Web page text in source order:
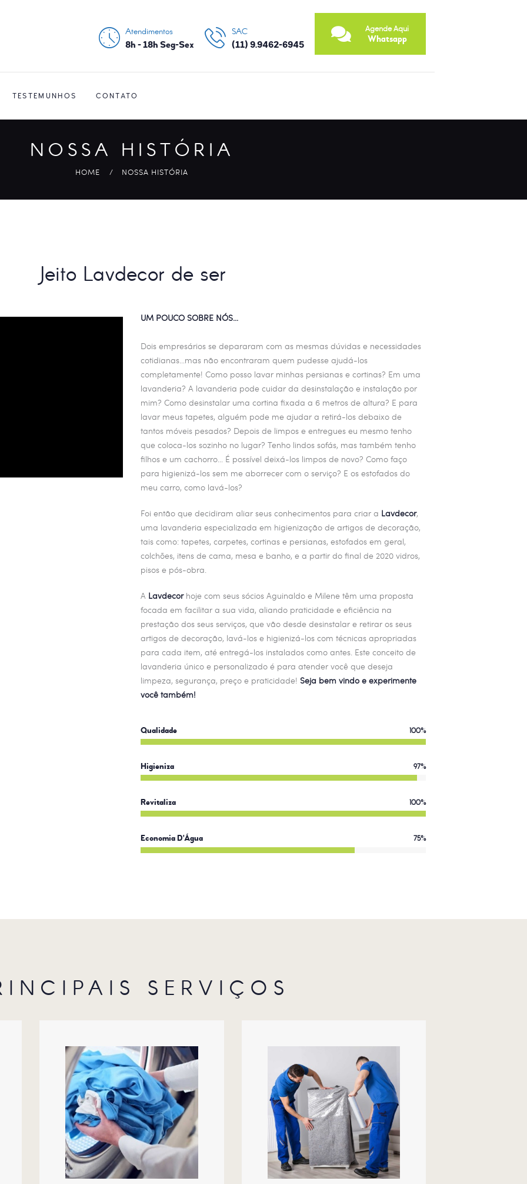
Atendimentos
8h - 18h Seg-Sex
SAC
(11) 9.9462-6945
Agende Aqui
Whatsapp
TESTEMUNHOS CONTATO
NOSSA HISTÓRIA
HOME NOSSA HISTÓRIA
NOSSA HISTÓRIA
PRINCIPAIS
SERVIÇOS
Jeito Lavdecor de ser
UM POUCO SOBRE NÓS…
Dois empresários se depararam com as mesmas dúvidas e necessidades
cotidianas…mas não encontraram quem pudesse ajudá-los
completamente! Como posso lavar minhas persianas e cortinas? Em uma
lavanderia? A lavanderia pode cuidar da desinstalação e instalação por
mim? Como desinstalar uma cortina fixada a 6 metros de altura? E para
lavar meus tapetes, alguém pode me ajudar a retirá-los debaixo de
tantos móveis pesados? Depois de limpos e entregues eu mesmo tenho
que coloca-los sozinho no lugar? Tenho lindos sofás, mas também tenho
filhos e um cachorro… É possível deixá-los limpos de novo? Como faço
para higienizá-los sem me aborrecer com o serviço? E os estofados do
meu carro, como lavá-los?
Foi então que decidiram aliar seus conhecimentos para criar a Lavdecor,
uma lavanderia especializada em higienização de artigos de decoração,
tais como: tapetes, carpetes, cortinas e persianas, estofados em geral,
colchões, itens de cama, mesa e banho, e a partir do final de 2020 vidros,
pisos e pós-obra.
A Lavdecorhoje com seus sócios Aguinaldo e Milene têm uma proposta
focada em facilitar a sua vida, aliando praticidade e eficiência na
prestação dos seus serviços, que vão desde desinstalar e retirar os seus
artigos de decoração, lavá-los e higienizá-los com técnicas apropriadas
para cada item, até entregá-los instalados como antes. Este conceito de
lavanderia único e personalizado é para atender você que deseja
limpeza, segurança, preço e praticidade! Seja bem vindo e experimente
você também!
Qualidade 100%
Higieniza 97%
Revitaliza 100%
Economia D'Água 75%
SERVIÇOS